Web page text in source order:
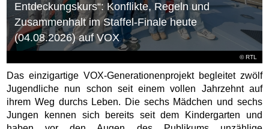
©RTL
Entdeckungskurs“: Konflikte, Regeln und
Zusammenhalt im Staffel-Finale heute
(04.08.2026) auf VOX
Das einzigartige VOX-Generationenprojekt begleitet zwölf
Jugendliche nun schon seit einem vollen Jahrzehnt auf
ihrem Weg durchs Leben. Die sechs Mädchen und sechs
Jungen kennen sich bereits seit dem Kindergarten und